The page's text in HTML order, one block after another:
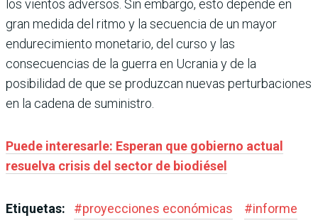
los vientos adversos. Sin embargo, esto depende en
gran medida del ritmo y la secuencia de un mayor
endurecimiento monetario, del curso y las
consecuencias de la guerra en Ucrania y de la
posibilidad de que se produzcan nuevas perturbaciones
en la cadena de suministro.
Puede interesarle: Esperan que gobierno actual
resuelva crisis del sector de biodiésel
Etiquetas: #proyecciones económicas #informe